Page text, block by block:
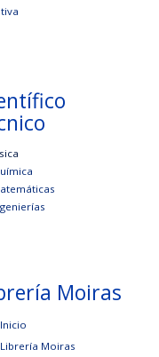
Moiras
Inicio
Librería Moiras